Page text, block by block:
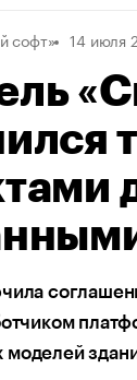
софт» 14 июля